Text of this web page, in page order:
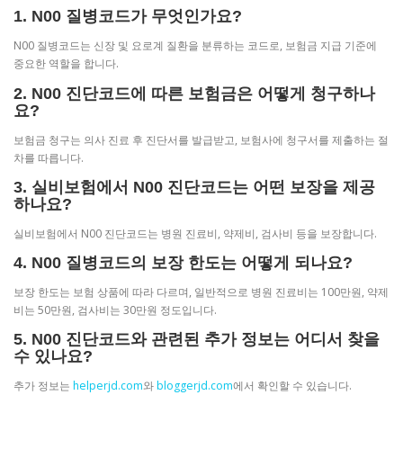
1. N00 질병코드가 무엇인가요?
N00 질병코드는 신장 및 요로계 질환을 분류하는 코드로, 보험금 지급 기준에
중요한 역할을 합니다.
2. N00 진단코드에 따른 보험금은 어떻게 청구하나
요?
보험금 청구는 의사 진료 후 진단서를 발급받고, 보험사에 청구서를 제출하는 절
차를 따릅니다.
3. 실비보험에서 N00 진단코드는 어떤 보장을 제공
하나요?
실비보험에서 N00 진단코드는 병원 진료비, 약제비, 검사비 등을 보장합니다.
4. N00 질병코드의 보장 한도는 어떻게 되나요?
보장 한도는 보험 상품에 따라 다르며, 일반적으로 병원 진료비는 100만원, 약제
비는 50만원, 검사비는 30만원 정도입니다.
5. N00 진단코드와 관련된 추가 정보는 어디서 찾을
수 있나요?
추가 정보는 helperjd.com와bloggerjd.com에서 확인할 수 있습니다.